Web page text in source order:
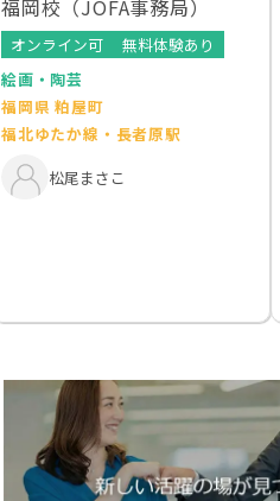
福岡校（JOFA事務局）
オンライン可
無料体験あり
絵画・陶芸
福岡県 粕屋町
福北ゆたか線・長者原駅
松尾まさこ